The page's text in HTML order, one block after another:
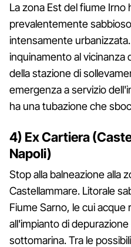
La zona Est del fiume Irno
prevalentemente
intensamente
inquinamento al vicinanza
della stazione di
emergenza a servizio
ha una tubazione che
4) Ex Cartiera
Napoli)
Stop alla balneazione alla
Castellammare. Litorale
Fiume Sarno, le cui
all'impianto di
sottomarina. Tra le